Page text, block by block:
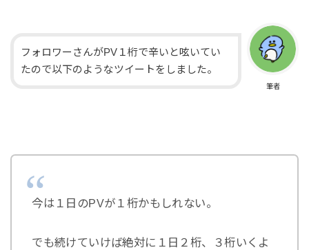
筆者
フォロワーさんがPV１桁で辛いと呟いてい
たので以下のようなツイートをしました。
今は１日のPVが１桁かもしれない。
でも続けていけば絶対に１日２桁、３桁いくよ